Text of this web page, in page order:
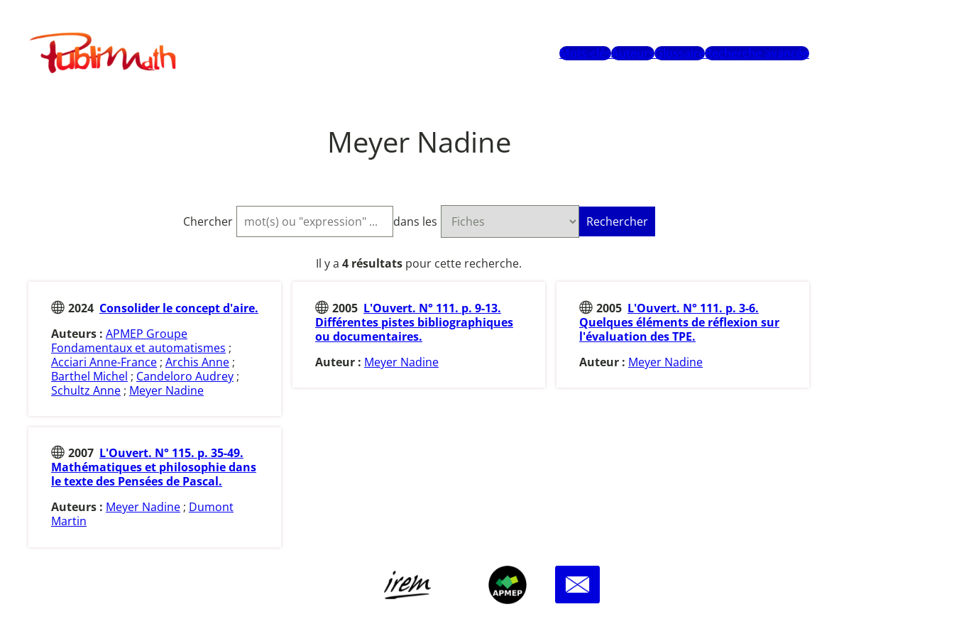
contenuPublimath
Mots-clésAuteursGlossaireRecherche avancée
Meyer Nadine
Chercher dans les Rechercher
Il y a 4 résultats pour cette recherche.
2024 Consolider le concept d'aire.
Auteurs : APMEP Groupe
Fondamentaux et automatismes ;
Acciari Anne-France ; Archis Anne ;
Barthel Michel ; Candeloro Audrey ;
Schultz Anne ; Meyer Nadine
2005 L'Ouvert. N° 111. p. 9-13.
Différentes pistes bibliographiques
ou documentaires.
Auteur : Meyer Nadine
2005 L'Ouvert. N° 111. p. 3-6.
Quelques éléments de réflexion sur
l'évaluation des TPE.
Auteur : Meyer Nadine
2007 L'Ouvert. N° 115. p. 35-49.
Mathématiques et philosophie dans
le texte des Pensées de Pascal.
Auteurs : Meyer Nadine; Dumont
Martin